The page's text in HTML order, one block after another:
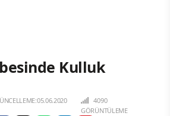
Kulluk
4090
GÖRÜNTÜLEME